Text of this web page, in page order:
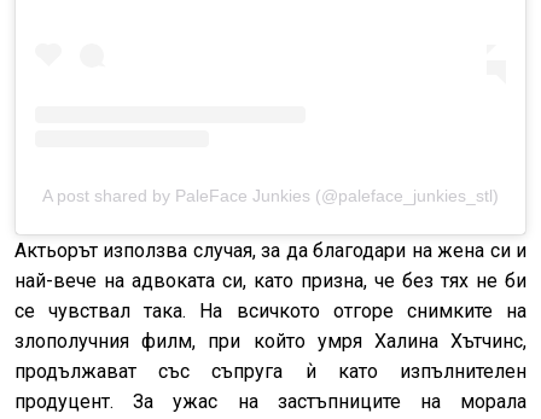
A post shared by PaleFace Junkies (@paleface_junkies_stl)
Актьорът използва случая, за да благодари на жена си и
най-вече на адвоката си, като призна, че без тях не би
се чувствал така. На всичкото отгоре снимките на
злополучния филм, при който умря Халина Хътчинс,
продължават със съпруга ѝ като изпълнителен
продуцент. За ужас на застъпниците на морала